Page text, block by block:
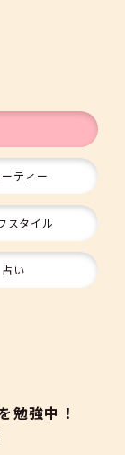
ティー
スタイル
占い
勉強中！